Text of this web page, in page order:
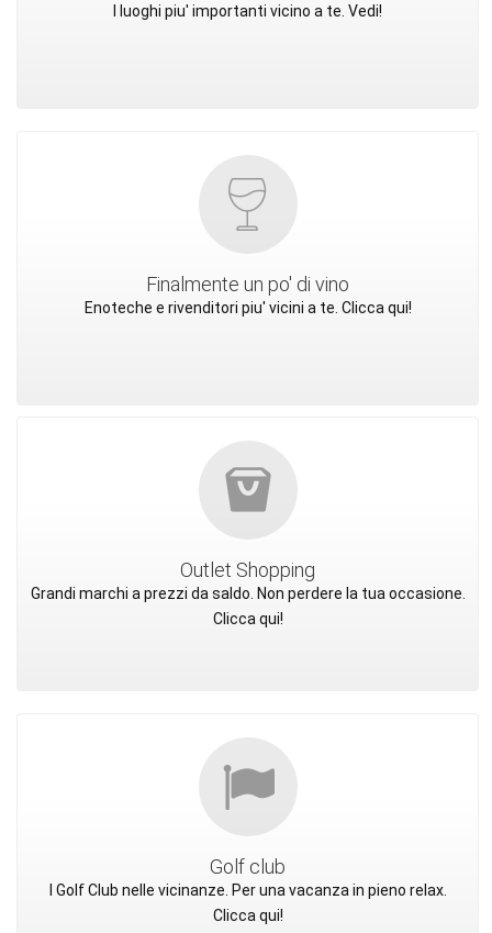
I luoghi piu' importanti vicino a te. Vedi!
Finalmente un po' di vino
Enoteche e rivenditori piu' vicini a te. Clicca qui!
Outlet Shopping
Grandi marchi a prezzi da saldo. Non perdere la tua occasione.
Clicca qui!
Golf club
I Golf Club nelle vicinanze. Per una vacanza in pieno relax.
Clicca qui!